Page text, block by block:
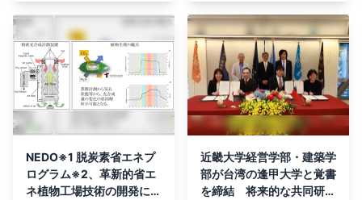
ムの構築を目指す～
NEDO※1 脱炭素省エネプ
ログラム※2、革新的省エ
ネ植物工場技術の開発にお
近畿大学経営学部・建築学
部が台湾の逢甲大学と覚書
を締結 将来的な共同研究